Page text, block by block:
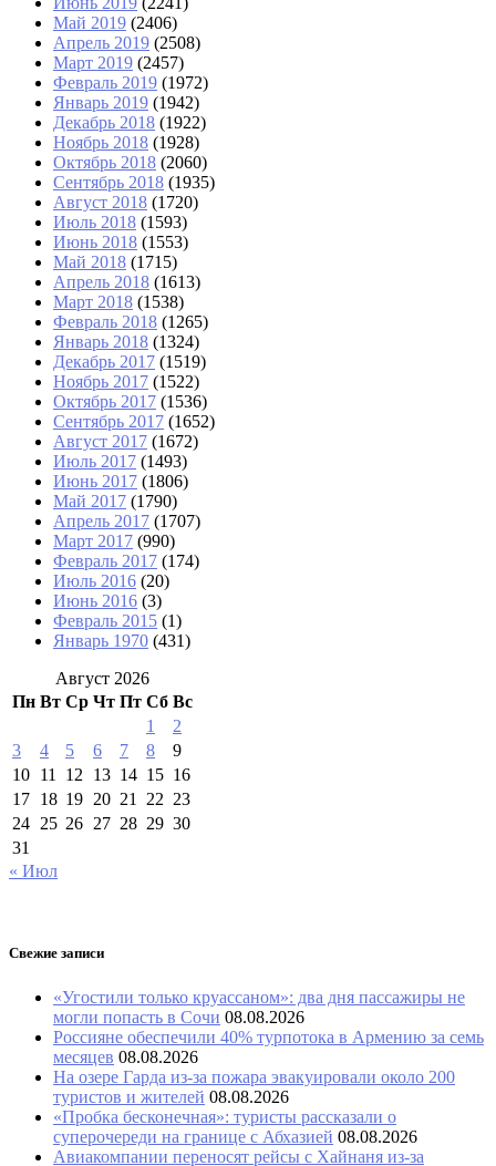
Май 2019 (2406)
Апрель 2019 (2508)
Март 2019 (2457)
Февраль 2019 (1972)
Январь 2019 (1942)
Декабрь 2018 (1922)
Ноябрь 2018 (1928)
Октябрь 2018 (2060)
Сентябрь 2018 (1935)
Август 2018 (1720)
Июль 2018 (1593)
Июнь 2018 (1553)
Май 2018 (1715)
Апрель 2018 (1613)
Март 2018 (1538)
Февраль 2018 (1265)
Январь 2018 (1324)
Декабрь 2017 (1519)
Ноябрь 2017 (1522)
Октябрь 2017 (1536)
Сентябрь 2017 (1652)
Август 2017 (1672)
Июль 2017 (1493)
Июнь 2017 (1806)
Май 2017 (1790)
Апрель 2017 (1707)
Март 2017 (990)
Февраль 2017 (174)
Июль 2016 (20)
Июнь 2016 (3)
Февраль 2015 (1)
Январь 1970 (431)
Август 2026
Пн Вт Ср Чт Пт Сб Вс
1
2
3
4 5 6 7 8
9
10 11 12 13 14 15 16
17 18 19 20 21 22 23
24 25 26 27 28 29 30
31
« Июл
Свежие записи
«Угостили только круассаном»: два дня пассажиры не
могли попасть в Сочи 08.08.2026
Россияне обеспечили 40% турпотока в Армению за семь
месяцев 08.08.2026
На озере Гарда из-за пожара эвакуировали около 200
туристов и жителей 08.08.2026
«Пробка бесконечная»: туристы рассказали о
суперочереди на границе с Абхазией 08.08.2026
Авиакомпании переносят рейсы с Хайнаня из-за